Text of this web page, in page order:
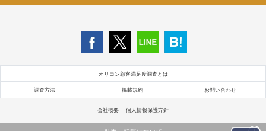
オリコン顧客満足度調査とは
調査方法 掲載規約 お問い合わせ
会社概要 個人情報保護方針